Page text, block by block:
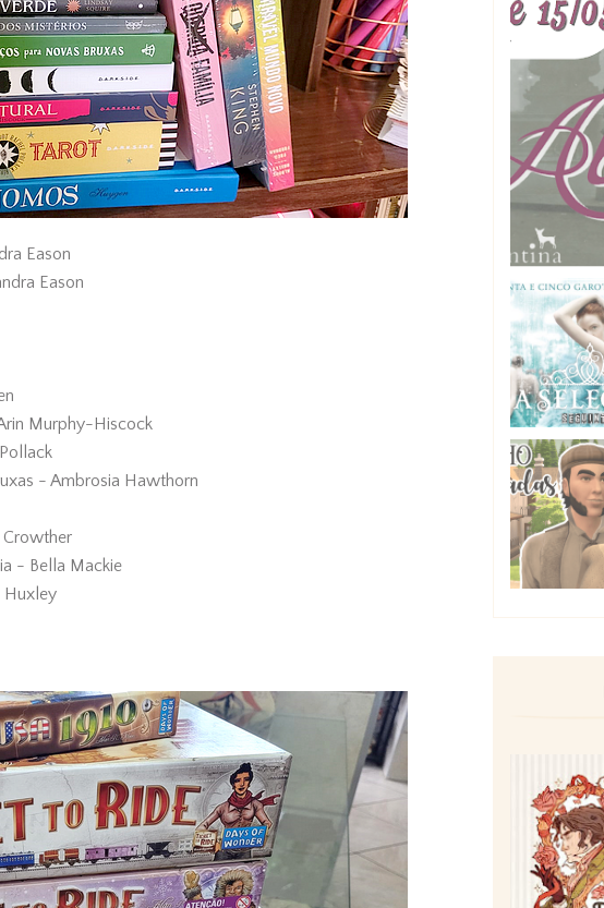
Eason
Eason
Murphy-Hiscock
- Ambrosia Hawthorn
- Bella Mackie
Huxley